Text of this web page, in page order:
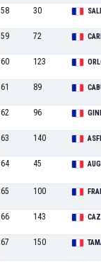
58 30
59 72
60 123
61 89
62 96
63 140
64 45
65 100
66 143
67 150